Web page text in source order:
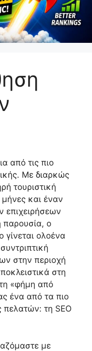
από τις πιο
Με διαρκώς
τουριστική
και έναν
επιχειρήσεων
παρουσία, ο
γίνεται ολοένα
στην περιοχή
στη
«φήμη από
ένα από τα πιο
πελατών: τη SEO
με